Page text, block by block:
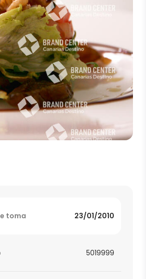
toma 23/01/2010
5019999